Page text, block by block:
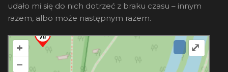
udało mi się do nich dotrzeć z braku czasu – innym
razem, albo może następnym razem.
+
–
⤢